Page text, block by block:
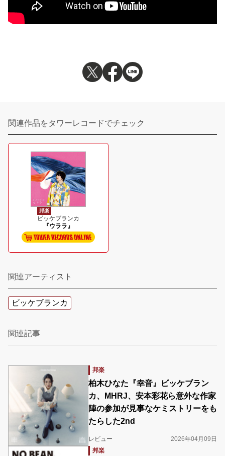
関連作品をタワーレコードでチェック
邦楽
ビッケブランカ
『ウララ』
関連アーティスト
ビッケブランカ
関連記事
邦楽
柏木ひなた『幸音』ビッケブラン
カ、MHRJ、安本彩花ら意外な作家
陣の参加が見事なケミストリーをも
たらした2nd
レビュー
2026年04月09日
邦楽